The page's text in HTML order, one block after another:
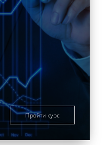
Пройти курс